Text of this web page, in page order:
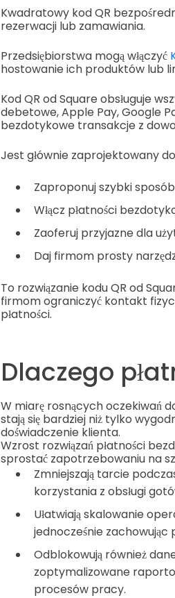
Kwadratowy kod QR
rezerwacji lub zamawiania.
Przedsiębiorstwa mogą włączyć
hostowanie ich produktów lub
Kod QR od Square obsługuje
debetowe, Apple Pay, Google
bezdotykowe transakcje z
Jest głównie zaprojektowany
Zaproponuj szybki
Włącz płatności
Zaoferuj przyjazne dla
Daj firmom prosty
To rozwiązanie kodu QR od
firmom ograniczyć kontakt
płatności.
Dlaczego
W miarę rosnących oczekiwań
stają się bardziej niż tylko
doświadczenie klienta.
Wzrost rozwiązań płatności
sprostać zapotrzebowaniu na
Zmniejszają tarcie
korzystania z obsługi
Ułatwiają skalowanie
jednocześnie zachowując
Odblokowują również
zoptymalizowane
procesów pracy.